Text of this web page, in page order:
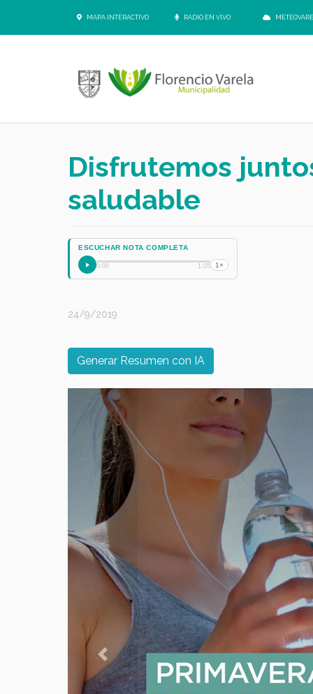
MAPA INTERACTIVO RADIO EN VIVO
Disfrutemos
saludable
ESCUCHAR NOTA COMPLETA
0:00 1:05 1×
24/9/2019
Generar Resumen con IA
Previous